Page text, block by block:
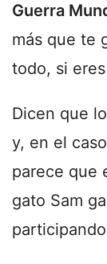
Guerra
más que te
todo, si
Dicen que
y, en el
parece que
gato Sam